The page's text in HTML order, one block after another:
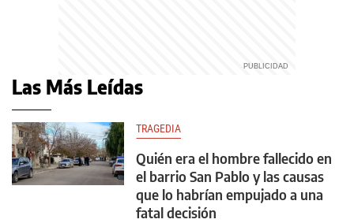
Las Más Leídas
TRAGEDIA
Quién era el hombre fallecido en
el barrio San Pablo y las causas
que lo habrían empujado a una
fatal decisión